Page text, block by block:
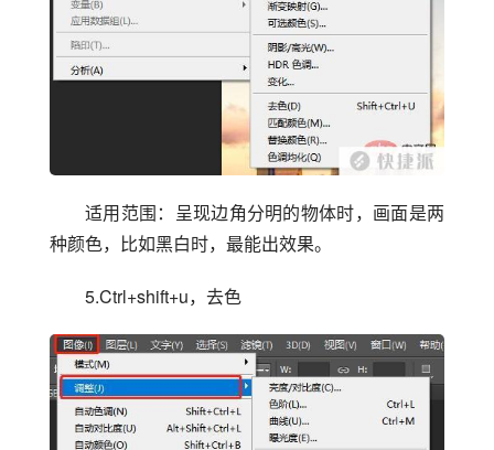
适用范围：呈现边角分明的物体时，画面是两
种颜色，比如黑白时，最能出效果。
5.Ctrl+shift+u，去色